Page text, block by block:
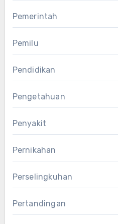
Pemerintah
Pemilu
Pendidikan
Pengetahuan
Penyakit
Pernikahan
Perselingkuhan
Pertandingan